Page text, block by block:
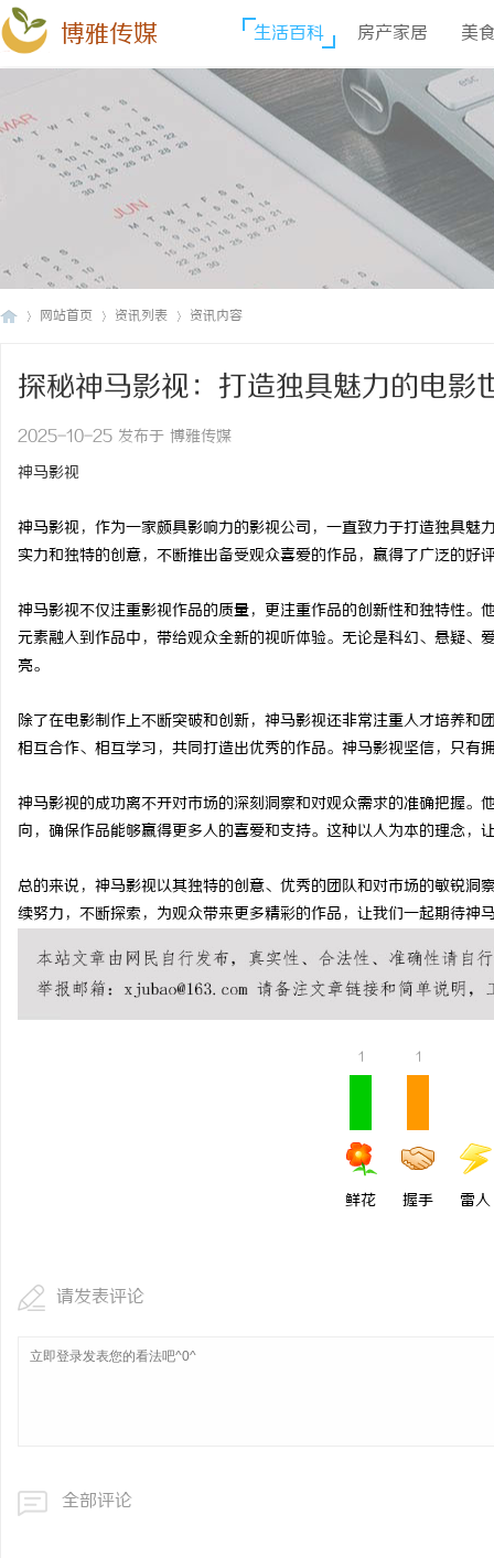
博雅传媒 生活百科 房产家居 美
网站首页 资讯列表 资讯内容
探秘神马影视：打造独具魅力的电影
2025-10-25 发布于 博雅传媒
神马影视
神马影视，作为一家颇具影响力的影视公司，一直致力于打造独具
实力和独特的创意，不断推出备受观众喜爱的作品，赢得了广泛的好
神马影视不仅注重影视作品的质量，更注重作品的创新性和独特性
元素融入到作品中，带给观众全新的视听体验。无论是科幻、悬疑
亮。
除了在电影制作上不断突破和创新，神马影视还非常注重人才培养
相互合作、相互学习，共同打造出优秀的作品。神马影视坚信，只有
神马影视的成功离不开对市场的深刻洞察和对观众需求的准确把握
向，确保作品能够赢得更多人的喜爱和支持。这种以人为本的理念
总的来说，神马影视以其独特的创意、优秀的团队和对市场的敏锐
续努力，不断探索，为观众带来更多精彩的作品，让我们一起期待神
1
鲜花
1
握手 雷人
请发表评论
全部评论
贝净 AC 国际医疗实验
全解析